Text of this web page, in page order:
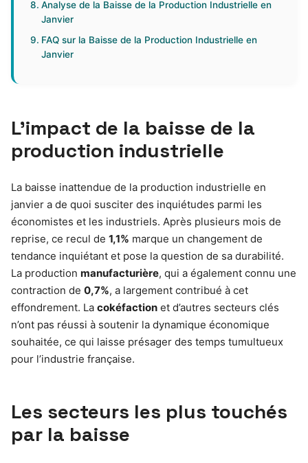
Analyse de la Baisse de la Production Industrielle en
Janvier
FAQ sur la Baisse de la Production Industrielle en
Janvier
L’impact de la baisse de la
production industrielle
La baisse inattendue de la production industrielle en
janvier a de quoi susciter des inquiétudes parmi les
économistes et les industriels. Après plusieurs mois de
reprise, ce recul de 1,1% marque un changement de
tendance inquiétant et pose la question de sa durabilité.
La production manufacturière, qui a également connu une
contraction de 0,7%, a largement contribué à cet
effondrement. La cokéfaction et d’autres secteurs clés
n’ont pas réussi à soutenir la dynamique économique
souhaitée, ce qui laisse présager des temps tumultueux
pour l’industrie française.
Les secteurs les plus touchés
par la baisse